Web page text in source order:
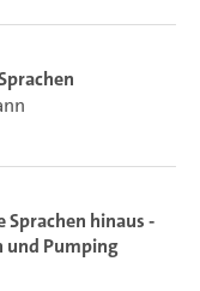
Sprachen hinaus -
und Pumping